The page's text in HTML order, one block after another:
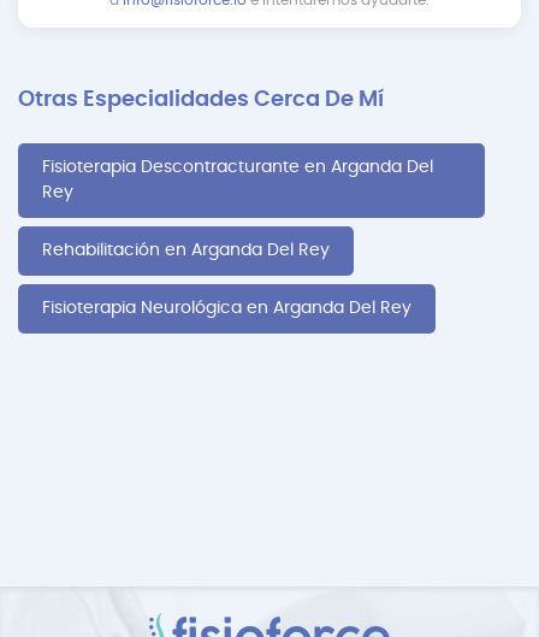
Otras Especialidades Cerca De Mí
Fisioterapia Descontracturante en Arganda Del
Rey
Rehabilitación en Arganda Del Rey
Fisioterapia Neurológica en Arganda Del Rey